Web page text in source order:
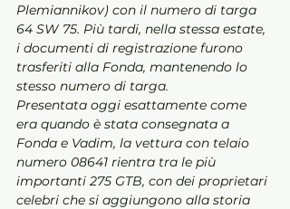
Plemiannikov) con il numero di targa
64 SW 75. Più tardi, nella stessa estate,
i documenti di registrazione furono
trasferiti alla Fonda, mantenendo lo
stesso numero di targa.
Presentata oggi esattamente come
era quando è stata consegnata a
Fonda e Vadim, la vettura con telaio
numero 08641 rientra tra le più
importanti 275 GTB, con dei proprietari
celebri che si aggiungono alla storia